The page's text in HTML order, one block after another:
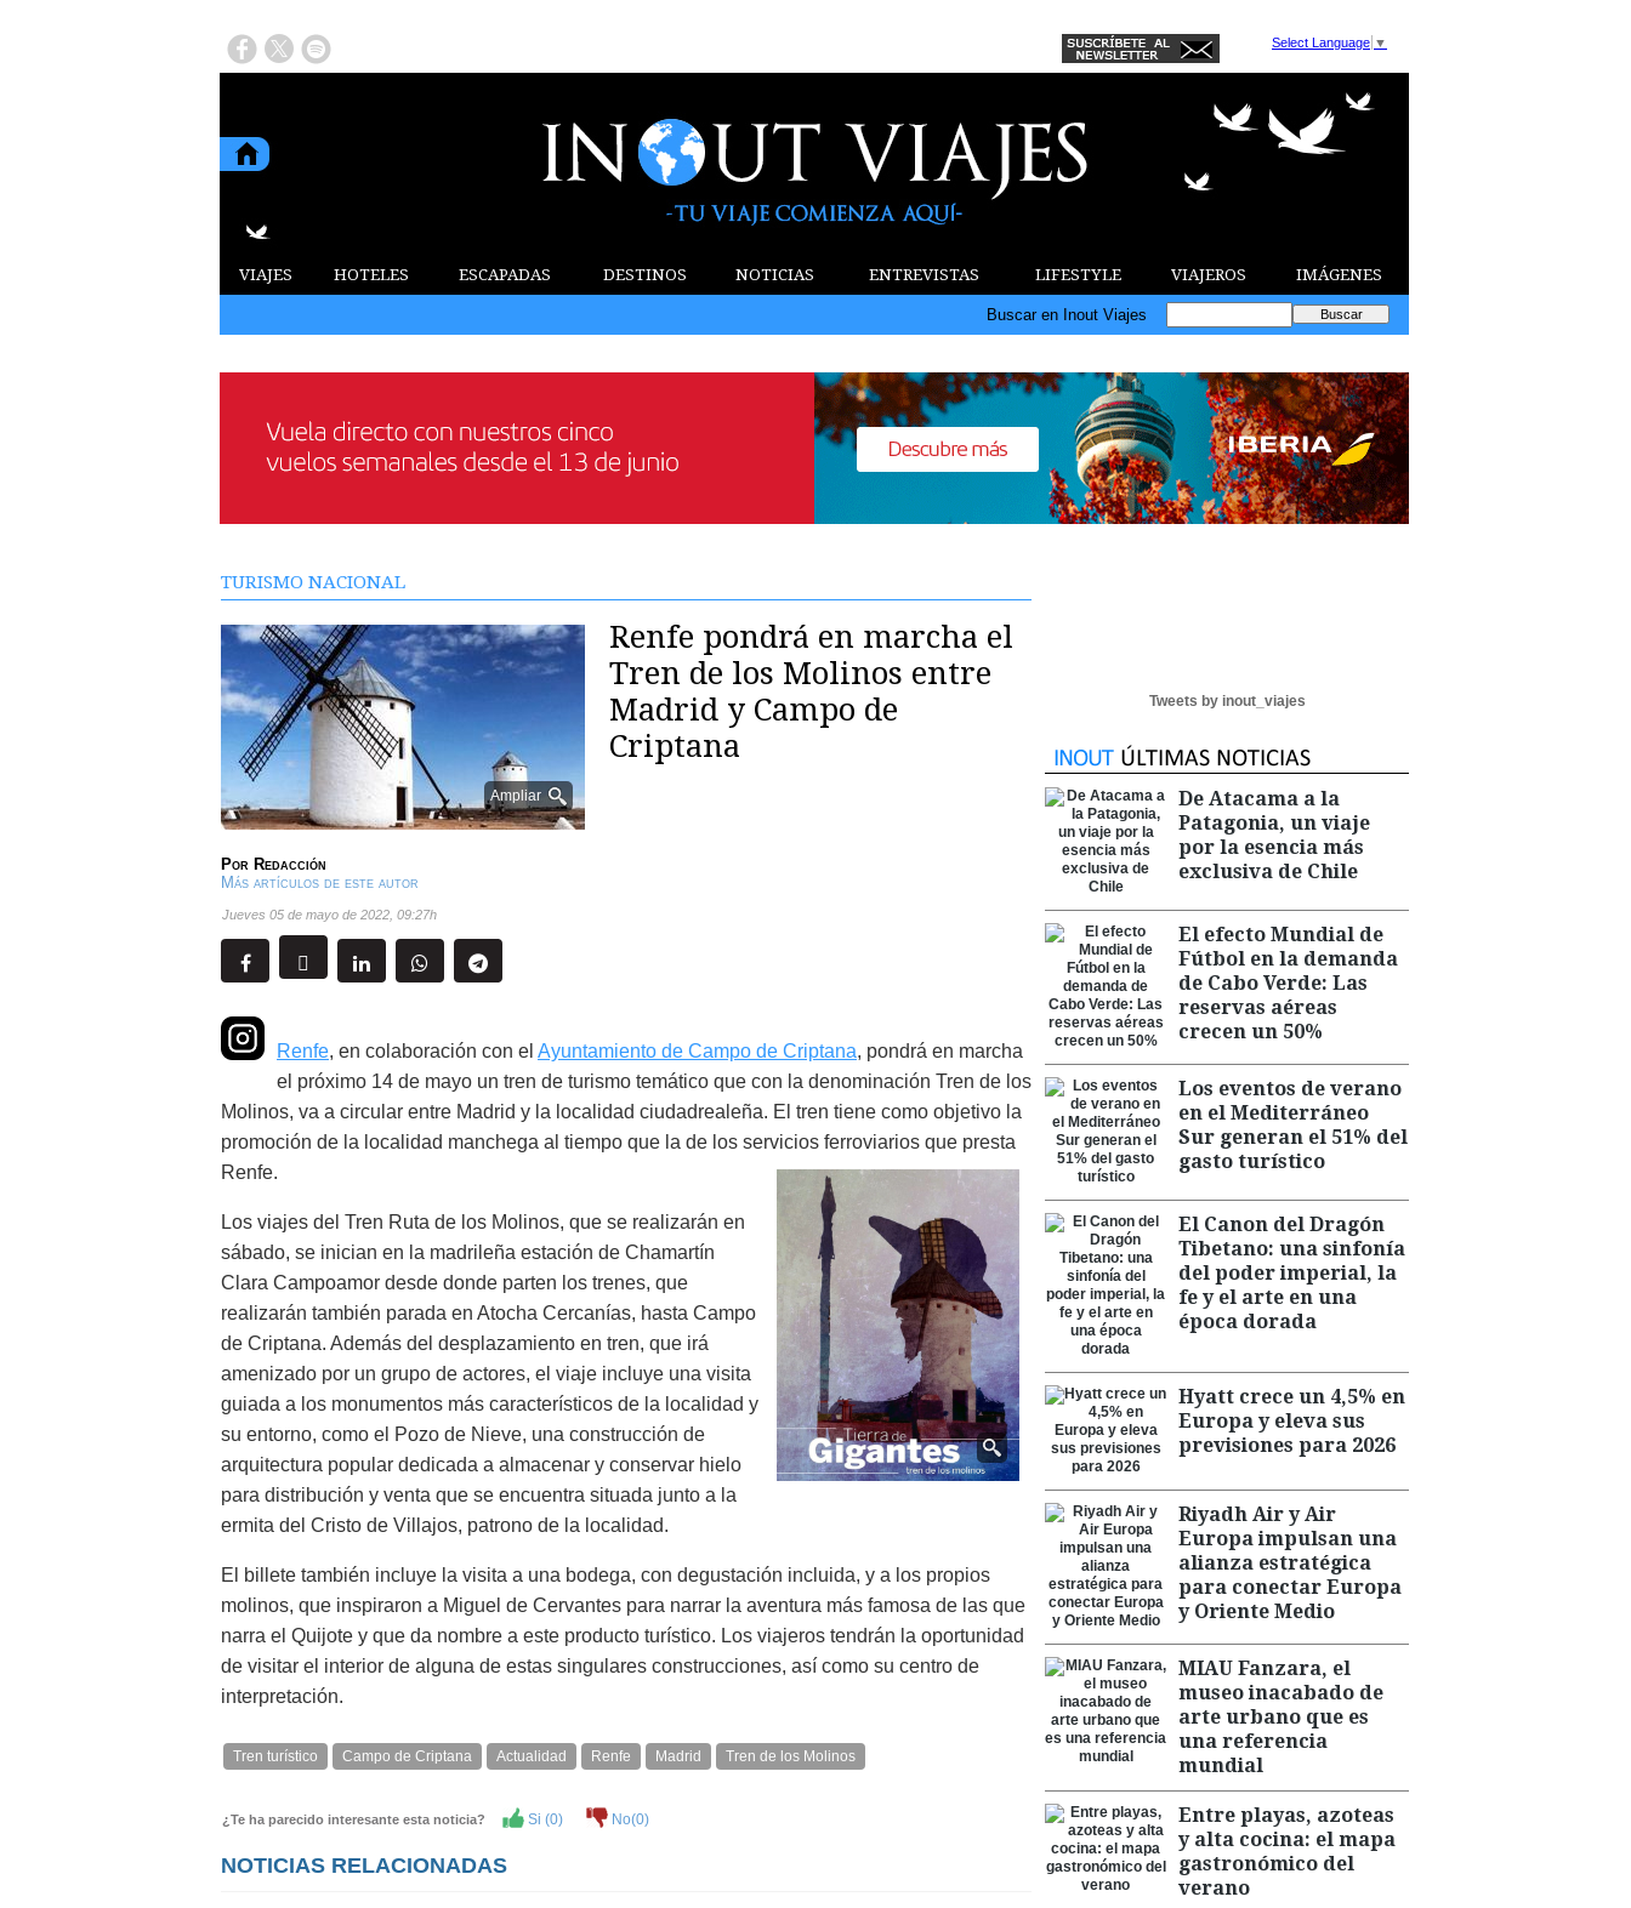
Select Language ▼
VIAJES HOTELES ESCAPADAS DESTINOS NOTICIAS ENTREVISTAS LIFESTYLE VIAJEROS IMÁGENES
Buscar en Inout Viajes
TURISMO NACIONAL
Ampliar
Renfe pondrá en marcha el
Tren de los Molinos entre
Madrid y Campo de
Criptana
Por Redacción
Más artículos de este autor
jueves 05 de mayo de 2022 09:27h
Renfe, en colaboración con el Ayuntamiento de Campo de Criptana, pondrá en marcha
el próximo 14 de mayo un tren de turismo temático que con la denominación Tren de los
Molinos, va a circular entre Madrid y la localidad ciudadrealeña. El tren tiene como objetivo la
promoción de la localidad manchega al tiempo que la de los servicios ferroviarios que presta
Renfe.
Los viajes del Tren Ruta de los Molinos, que se realizarán en
sábado, se inician en la madrileña estación de Chamartín
Clara Campoamor desde donde parten los trenes, que
realizarán también parada en Atocha Cercanías, hasta Campo
de Criptana. Además del desplazamiento en tren, que irá
amenizado por un grupo de actores, el viaje incluye una visita
guiada a los monumentos más característicos de la localidad y
su entorno, como el Pozo de Nieve, una construcción de
arquitectura popular dedicada a almacenar y conservar hielo
para distribución y venta que se encuentra situada junto a la
ermita del Cristo de Villajos, patrono de la localidad.
El billete también incluye la visita a una bodega, con degustación incluida, y a los propios
molinos, que inspiraron a Miguel de Cervantes para narrar la aventura más famosa de las que
narra el Quijote y que da nombre a este producto turístico. Los viajeros tendrán la oportunidad
de visitar el interior de alguna de estas singulares construcciones, así como su centro de
interpretación.
Tren turístico Campo de Criptana Actualidad Renfe Madrid Tren de los Molinos
¿Te ha parecido interesante esta noticia? Si (0) No(0)
NOTICIAS RELACIONADAS
Tweets by inout_viajes
De Atacama a la
Patagonia, un viaje
por la esencia más
exclusiva de Chile
El efecto Mundial de
Fútbol en la demanda
de Cabo Verde: Las
reservas aéreas
crecen un 50%
Los eventos de verano
en el Mediterráneo
Sur generan el 51% del
gasto turístico
El Canon del Dragón
Tibetano: una sinfonía
del poder imperial, la
fe y el arte en una
época dorada
Hyatt crece un 4,5% en
Europa y eleva sus
previsiones para 2026
Riyadh Air y Air
Europa impulsan una
alianza estratégica
para conectar Europa
y Oriente Medio
MIAU Fanzara, el
museo inacabado de
arte urbano que es
una referencia
mundial
Entre playas, azoteas
y alta cocina: el mapa
gastronómico del
verano